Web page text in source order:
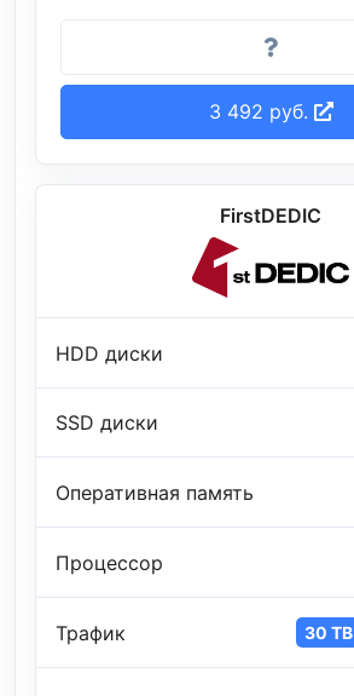
3 492 руб.
FirstDEDIC
HDD диски
SSD диски
Оперативная память
Процессор
Трафик 30 TB